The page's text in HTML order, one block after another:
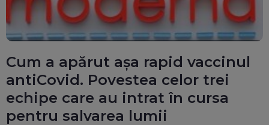
Cum a apărut aşa rapid vaccinul
antiCovid. Povestea celor trei
echipe care au intrat în cursa
pentru salvarea lumii